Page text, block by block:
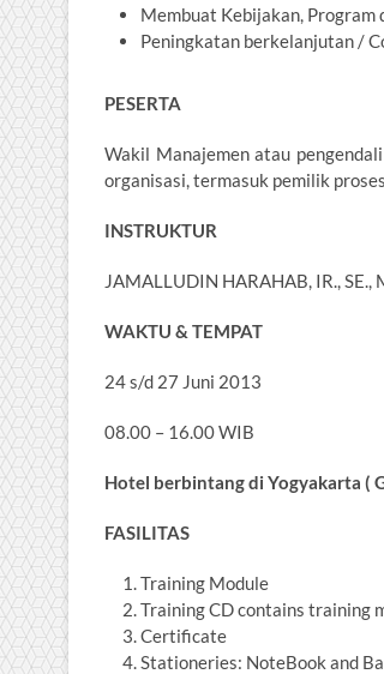
Membuat Kebijakan, Program
Peningkatan berkelanjutan /
PESERTA
Wakil Manajemen atau
organisasi, termasuk pemilik
INSTRUKTUR
JAMALLUDIN HARAHAB, IR., SE.,
WAKTU & TEMPAT
24 s/d 27 Juni 2013
08.00 – 16.00 WIB
Hotel berbintang di Yogyakarta (
FASILITAS
Training Module
Training CD contains training
Certificate
Stationeries: NoteBook and